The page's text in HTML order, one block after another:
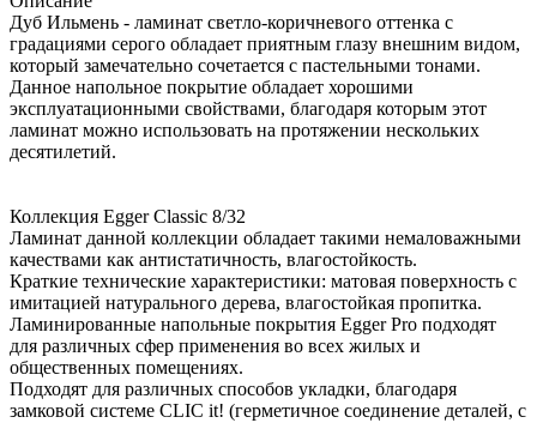
Дуб Ильмень - ламинат светло-коричневого оттенка с
градациями серого обладает приятным глазу внешним видом,
который замечательно сочетается с пастельными тонами.
Данное напольное покрытие обладает хорошими
эксплуатационными свойствами, благодаря которым этот
ламинат можно использовать на протяжении нескольких
десятилетий.
Коллекция Egger Classic 8/32
Ламинат данной коллекции обладает такими немаловажными
качествами как антистатичность, влагостойкость.
Краткие технические характеристики: матовая поверхность с
имитацией натурального дерева, влагостойкая пропитка.
Ламинированные напольные покрытия Egger Pro подходят
для различных сфер применения во всех жилых и
общественных помещениях.
Подходят для различных способов укладки, благодаря
замковой системе CLIC it! (герметичное соединение деталей, с